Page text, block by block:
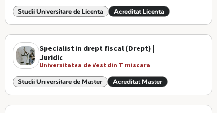
Studii Universitare de Licenta Acreditat Licenta
Specialist in drept fiscal (Drept) |
Juridic
Universitatea de Vest din Timisoara
Studii Universitare de Master Acreditat Master